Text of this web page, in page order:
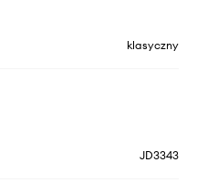
klasyczny
JD3343